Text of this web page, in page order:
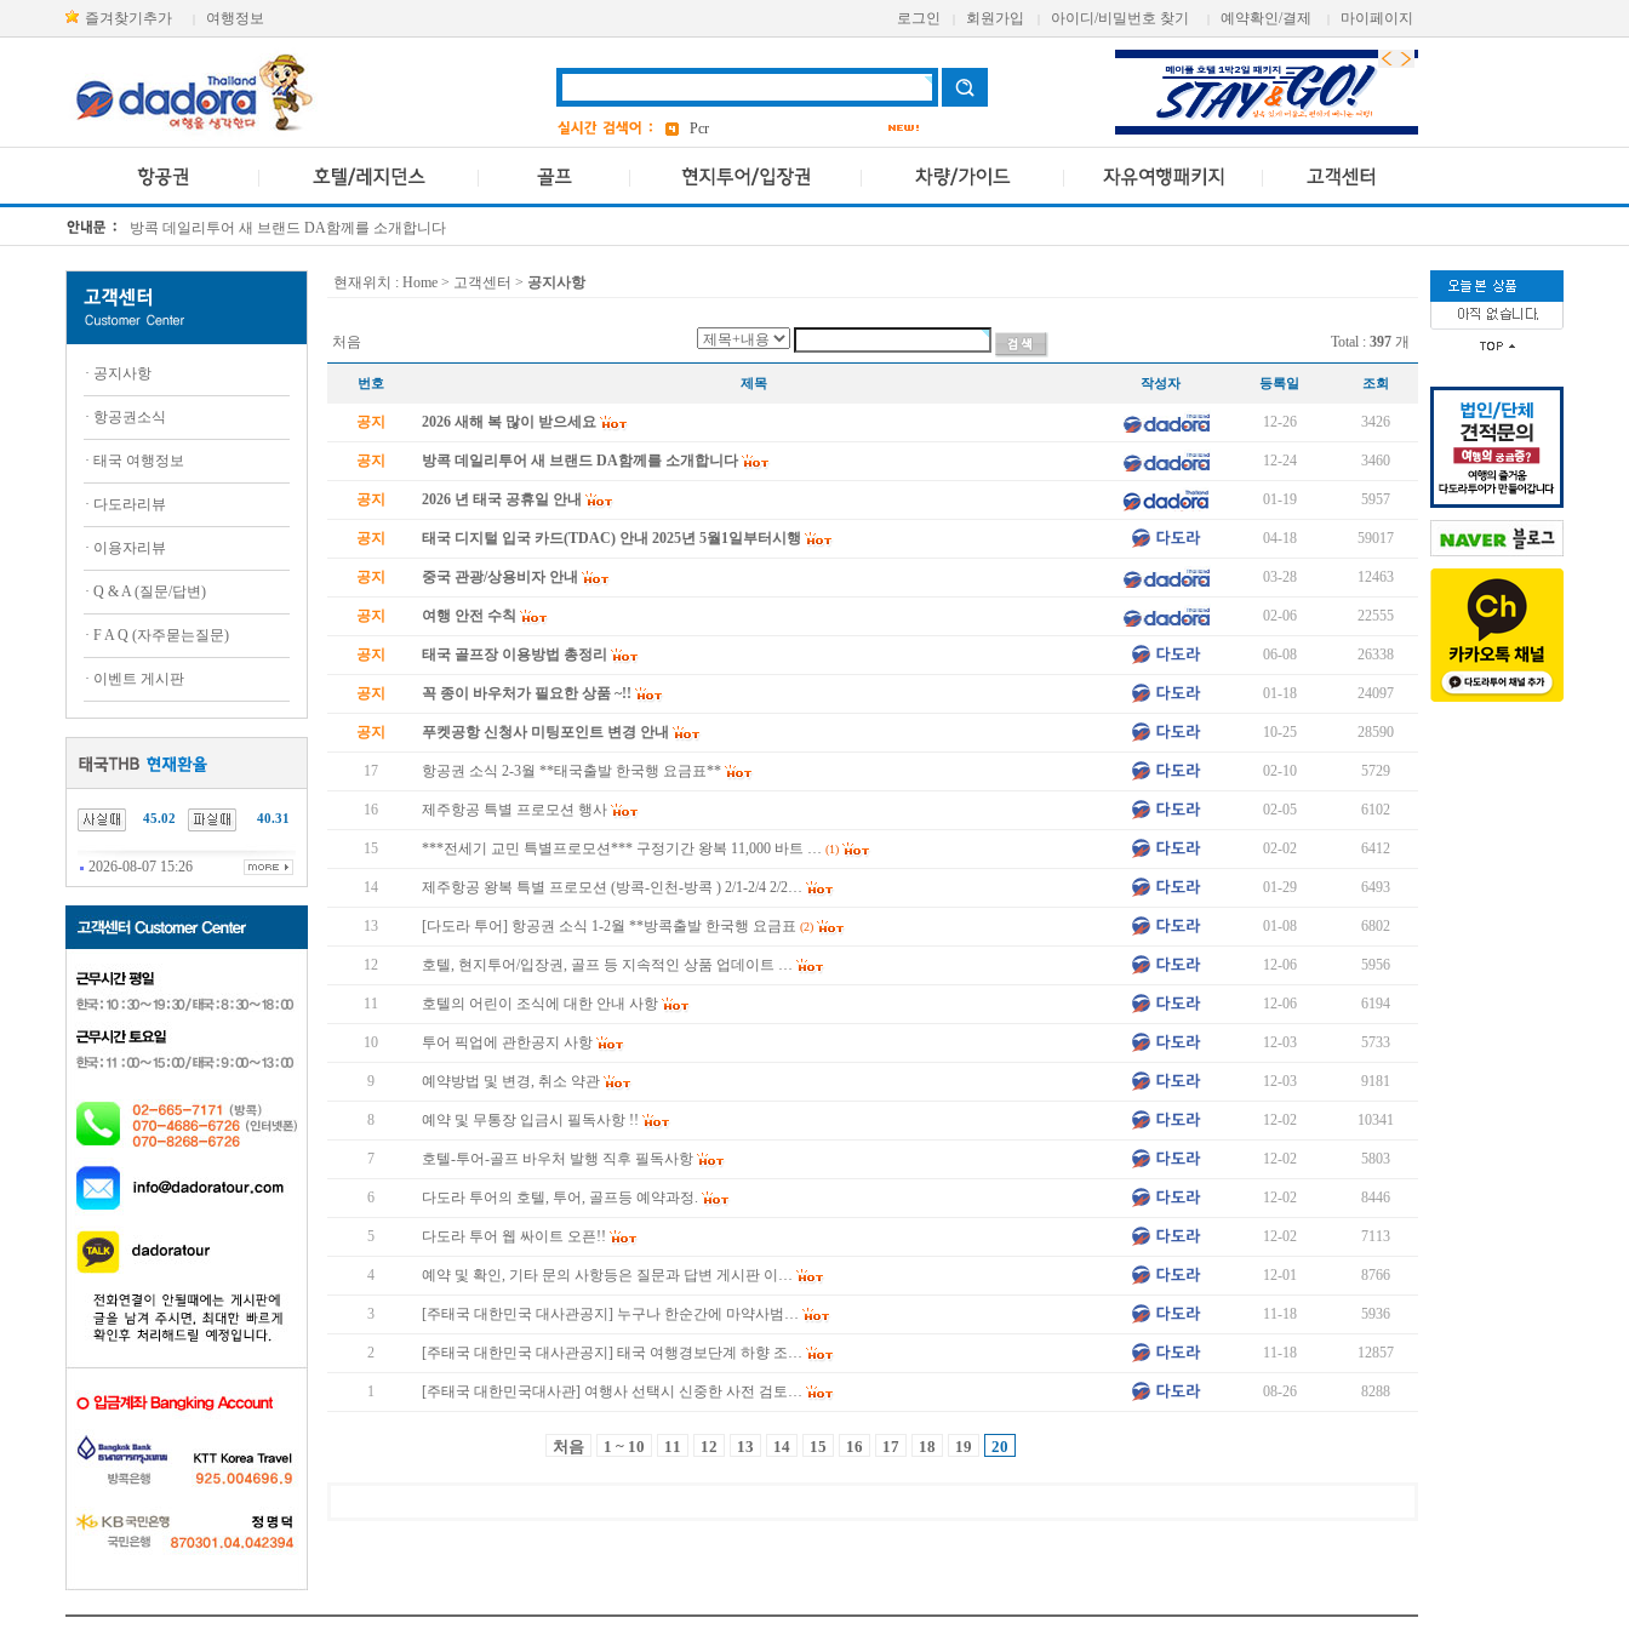
즐겨찾기추가 여행정보 로그인 회원가입 아이디/비밀번호 찾기 예약확인/결제
마이페이지
grand
2
a one
bangkok
4
Pcr
avani
앳 마인드
5
방콕 데일리투어 새 브랜드 DA함께를 소개합니다
· 공지사항
· 항공권소식
· 태국 여행정보
· 다도라리뷰
· 이용자리뷰
· Q & A (질문/답변)
· F A Q (자주묻는질문)
· 이벤트 게시판
45.02 40.31
2026-08-07 15:26
현재위치 : Home > 고객센터 > 공지사항
처음 Total : 397 개
번호 제목 작성자 등록일 조회
공지 2026 새해 복 많이 받으세요 12-26 3426
공지 방콕 데일리투어 새 브랜드 DA함께를 소개합니다 12-24 3460
공지 2026 년 태국 공휴일 안내 01-19 5957
공지 태국 디지털 입국 카드(TDAC) 안내 2025년 5월1일부터시행 04-18 59017
공지 중국 관광/상용비자 안내 03-28 12463
공지 여행 안전 수칙 02-06 22555
공지 태국 골프장 이용방법 총정리 06-08 26338
공지 꼭 종이 바우처가 필요한 상품 ~!! 01-18 24097
공지 푸켓공항 신청사 미팅포인트 변경 안내 10-25 28590
17 항공권 소식 2-3월 **태국출발 한국행 요금표** 02-10 5729
16 제주항공 특별 프로모션 행사 02-05 6102
15 ***전세기 교민 특별프로모션*** 구정기간 왕복 11,000 바트 … (1) 02-02 6412
14 제주항공 왕복 특별 프로모션 (방콕-인천-방콕 ) 2/1-2/4 2/2… 01-29 6493
13 [다도라 투어] 항공권 소식 1-2월 **방콕출발 한국행 요금표 (2) 01-08 6802
12 호텔, 현지투어/입장권, 골프 등 지속적인 상품 업데이트 … 12-06 5956
11 호텔의 어린이 조식에 대한 안내 사항 12-06 6194
10 투어 픽업에 관한공지 사항 12-03 5733
9 예약방법 및 변경, 취소 약관 12-03 9181
8 예약 및 무통장 입금시 필독사항 !! 12-02 10341
7 호텔-투어-골프 바우처 발행 직후 필독사항 12-02 5803
6 다도라 투어의 호텔, 투어, 골프등 예약과정. 12-02 8446
5 다도라 투어 웹 싸이트 오픈!! 12-02 7113
4 예약 및 확인, 기타 문의 사항등은 질문과 답변 게시판 이… 12-01 8766
3 [주태국 대한민국 대사관공지] 누구나 한순간에 마약사범… 11-18 5936
2 [주태국 대한민국 대사관공지] 태국 여행경보단계 하향 조… 11-18 12857
1 [주태국 대한민국대사관] 여행사 선택시 신중한 사전 검토… 08-26 8288
처음 1 ~ 10 11 12 13 14 15 16 17 18 19 20